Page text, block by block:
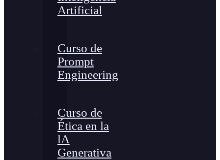
Artificial
Curso de
Prompt
Engineering
Curso de
Ética en la
lA
Generativa